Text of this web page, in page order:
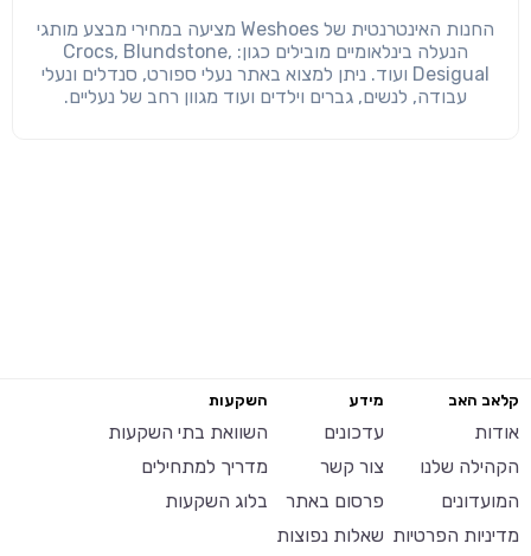
החנות האינטרנטית של Weshoes מציעה במחירי מבצע מותגי
הנעלה בינלאומיים מובילים כגון: Crocs, Blundstone,
Desigual ועוד. ניתן למצוא באתר נעלי ספורט, סנדלים ונעלי
עבודה, לנשים, גברים וילדים ועוד מגוון רחב של נעליים.
קלאב האב
אודות
הקהילה שלנו
המועדונים
מדיניות הפרטיות
מידע
עדכונים
צור קשר
פרסום באתר
שאלות נפוצות
השקעות
השוואת בתי השקעות
מדריך למתחילים
בלוג השקעות